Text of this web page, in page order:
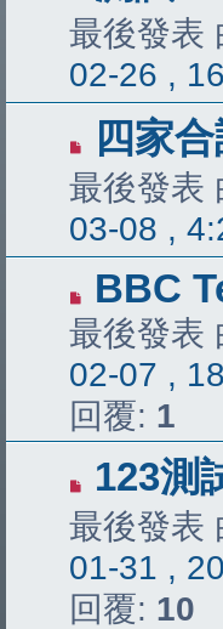
最後發表
02-26 ,
四家
最後發表
03-08 ,
BBC
最後發表
02-07 ,
回覆: 1
123測
最後發表
01-31 ,
回覆: 10